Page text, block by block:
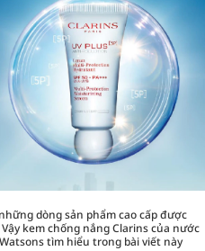
dòng sản phẩm cao cấp được
kem chống nắng Clarins của nước
tìm hiểu trong bài viết này